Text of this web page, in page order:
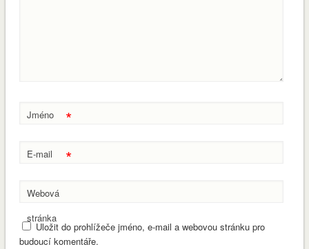
Jméno *
E-mail *
Webová
stránka
Uložit do prohlížeče jméno, e-mail a webovou stránku pro
budoucí komentáře.